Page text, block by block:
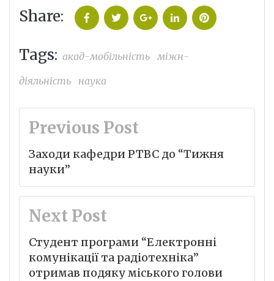
Share: Facebook Twitter Google+ LinkedIn Pinterest
Tags: акад-мобільність міжн-
діяльність
наука
Навігація
Previous Post
Заходи кафедри РТВС до “Тижня
науки”
Next Post
Студент програми “Електронні
комунікації та радіотехніка”
отримав подяку міського голови